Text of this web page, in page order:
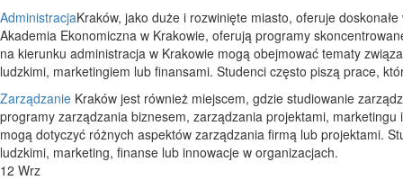
AdministracjaKraków, jako duże i rozwinięte miasto, oferuje
Akademia Ekonomiczna w Krakowie, oferują programy
na kierunku administracja w Krakowie mogą obejmować tematy
ludzkimi, marketingiem lub finansami. Studenci często piszą prace,
Zarządzanie Kraków jest również miejscem, gdzie studiowanie
programy zarządzania biznesem, zarządzania projektami,
mogą dotyczyć różnych aspektów zarządzania firmą lub projektami.
ludzkimi, marketing, finanse lub innowacje w organizacjach.
12 Wrz